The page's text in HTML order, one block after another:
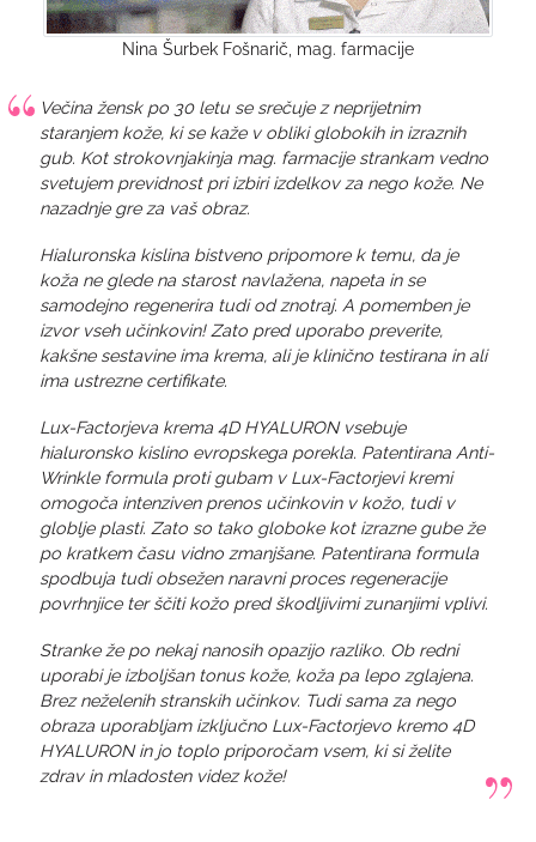
Nina Šurbek Fošnarič, mag. farmacije
Večina žensk po 30 letu se srečuje z neprijetnim
staranjem kože, ki se kaže v obliki globokih in izraznih
gub. Kot strokovnjakinja mag. farmacije strankam vedno
svetujem previdnost pri izbiri izdelkov za nego kože. Ne
nazadnje gre za vaš obraz.
Hialuronska kislina bistveno pripomore k temu, da je
koža ne glede na starost navlažena, napeta in se
samodejno regenerira tudi od znotraj. A pomemben je
izvor vseh učinkovin! Zato pred uporabo preverite,
kakšne sestavine ima krema, ali je klinično testirana in ali
ima ustrezne certifikate.
Lux-Factorjeva krema 4D HYALURON vsebuje
hialuronsko kislino evropskega porekla. Patentirana Anti-
Wrinkle formula proti gubam v Lux-Factorjevi kremi
omogoča intenziven prenos učinkovin v kožo, tudi v
globlje plasti. Zato so tako globoke kot izrazne gube že
po kratkem času vidno zmanjšane. Patentirana formula
spodbuja tudi obsežen naravni proces regeneracije
povrhnjice ter ščiti kožo pred škodljivimi zunanjimi vplivi.
Stranke že po nekaj nanosih opazijo razliko. Ob redni
uporabi je izboljšan tonus kože, koža pa lepo zglajena.
Brez neželenih stranskih učinkov. Tudi sama za nego
obraza uporabljam izključno Lux-Factorjevo kremo 4D
HYALURON in jo toplo priporočam vsem, ki si želite
zdrav in mladosten videz kože!